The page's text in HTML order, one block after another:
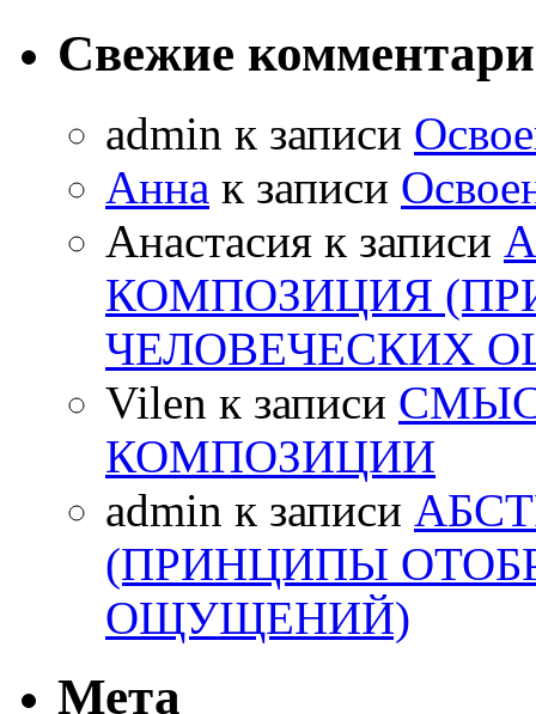
Свежие
admin к записи
Анна к записи
Анастасия к записи
КОМПОЗИЦИЯ
ЧЕЛОВЕЧЕСКИХ
Vilen к записи
КОМПОЗИЦИИ
admin к записи
(ПРИНЦИПЫ
ОЩУЩЕНИЙ)
Мета